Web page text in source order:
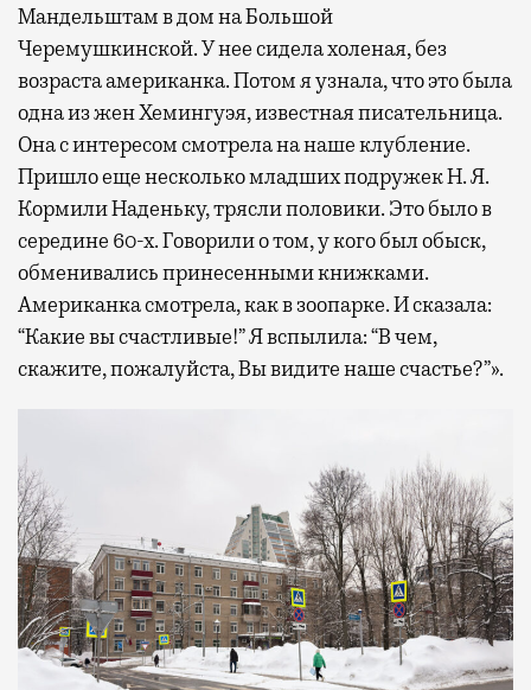
Мандельштам в дом на Большой
Черемушкинской. У нее сидела холеная, без
возраста американка. Потом я узнала, что это была
одна из жен Хемингуэя, известная писательница.
Она с интересом смотрела на наше клубление.
Пришло еще несколько младших подружек Н. Я.
Кормили Наденьку, трясли половики. Это было в
середине 60-х. Говорили о том, у кого был обыск,
обменивались принесенными книжками.
Американка смотрела, как в зоопарке. И сказала:
“Какие вы счастливые!” Я вспылила: “В чем,
скажите, пожалуйста, Вы видите наше счастье?”».